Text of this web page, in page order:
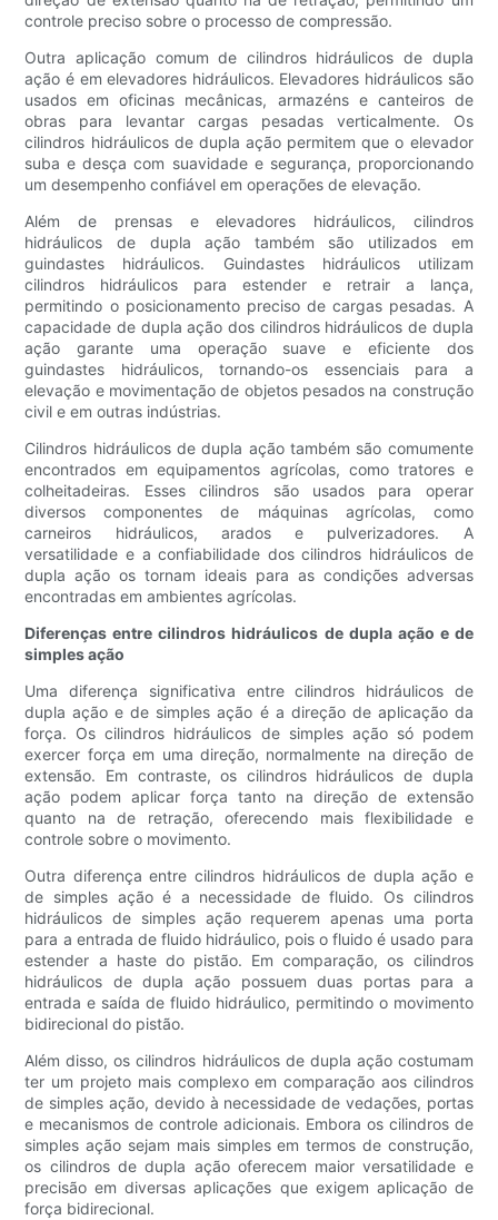
controle preciso sobre o processo de compressão.
Outra aplicação comum de cilindros hidráulicos de dupla
ação é em elevadores hidráulicos. Elevadores hidráulicos são
usados ​​em oficinas mecânicas, armazéns e canteiros de
obras para levantar cargas pesadas verticalmente. Os
cilindros hidráulicos de dupla ação permitem que o elevador
suba e desça com suavidade e segurança, proporcionando
um desempenho confiável em operações de elevação.
Além de prensas e elevadores hidráulicos, cilindros
hidráulicos de dupla ação também são utilizados em
guindastes hidráulicos. Guindastes hidráulicos utilizam
cilindros hidráulicos para estender e retrair a lança,
permitindo o posicionamento preciso de cargas pesadas. A
capacidade de dupla ação dos cilindros hidráulicos de dupla
ação garante uma operação suave e eficiente dos
guindastes hidráulicos, tornando-os essenciais para a
elevação e movimentação de objetos pesados ​​na construção
civil e em outras indústrias.
Cilindros hidráulicos de dupla ação também são comumente
encontrados em equipamentos agrícolas, como tratores e
colheitadeiras. Esses cilindros são usados ​​para operar
diversos componentes de máquinas agrícolas, como
carneiros hidráulicos, arados e pulverizadores. A
versatilidade e a confiabilidade dos cilindros hidráulicos de
dupla ação os tornam ideais para as condições adversas
encontradas em ambientes agrícolas.
Diferenças entre cilindros hidráulicos de dupla ação e de
simples ação
Uma diferença significativa entre cilindros hidráulicos de
dupla ação e de simples ação é a direção de aplicação da
força. Os cilindros hidráulicos de simples ação só podem
exercer força em uma direção, normalmente na direção de
extensão. Em contraste, os cilindros hidráulicos de dupla
ação podem aplicar força tanto na direção de extensão
quanto na de retração, oferecendo mais flexibilidade e
controle sobre o movimento.
Outra diferença entre cilindros hidráulicos de dupla ação e
de simples ação é a necessidade de fluido. Os cilindros
hidráulicos de simples ação requerem apenas uma porta
para a entrada de fluido hidráulico, pois o fluido é usado para
estender a haste do pistão. Em comparação, os cilindros
hidráulicos de dupla ação possuem duas portas para a
entrada e saída de fluido hidráulico, permitindo o movimento
bidirecional do pistão.
Além disso, os cilindros hidráulicos de dupla ação costumam
ter um projeto mais complexo em comparação aos cilindros
de simples ação, devido à necessidade de vedações, portas
e mecanismos de controle adicionais. Embora os cilindros de
simples ação sejam mais simples em termos de construção,
os cilindros de dupla ação oferecem maior versatilidade e
precisão em diversas aplicações que exigem aplicação de
força bidirecional.